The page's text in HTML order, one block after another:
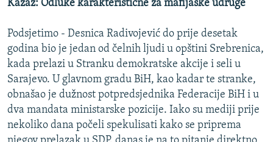
Kazaz: Odluke karakteristične za mafijaške udruge
Podsjetimo - Desnica Radivojević do prije desetak
godina bio je jedan od čelnih ljudi u opštini Srebrenica,
kada prelazi u Stranku demokratske akcije i seli u
Sarajevo. U glavnom gradu BiH, kao kadar te stranke,
obnašao je dužnost potpredsjednika Federacije BiH i u
dva mandata ministarske pozicije. Iako su mediji prije
nekoliko dana počeli spekulisati kako se priprema